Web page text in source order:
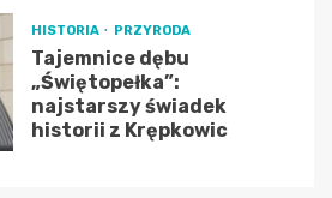
HISTORIA PRZYRODA
Tajemnice dębu
„Świętopełka”:
najstarszy świadek
historii z Krępkowic